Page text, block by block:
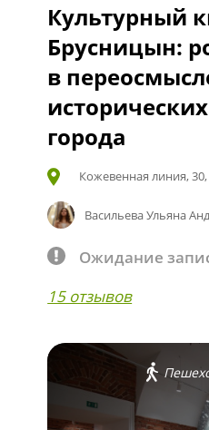
Культурный
Брусницын:
в
города
Кожевенная линия, 30,
Васильева Ульяна
Ожидание
15 отзывов